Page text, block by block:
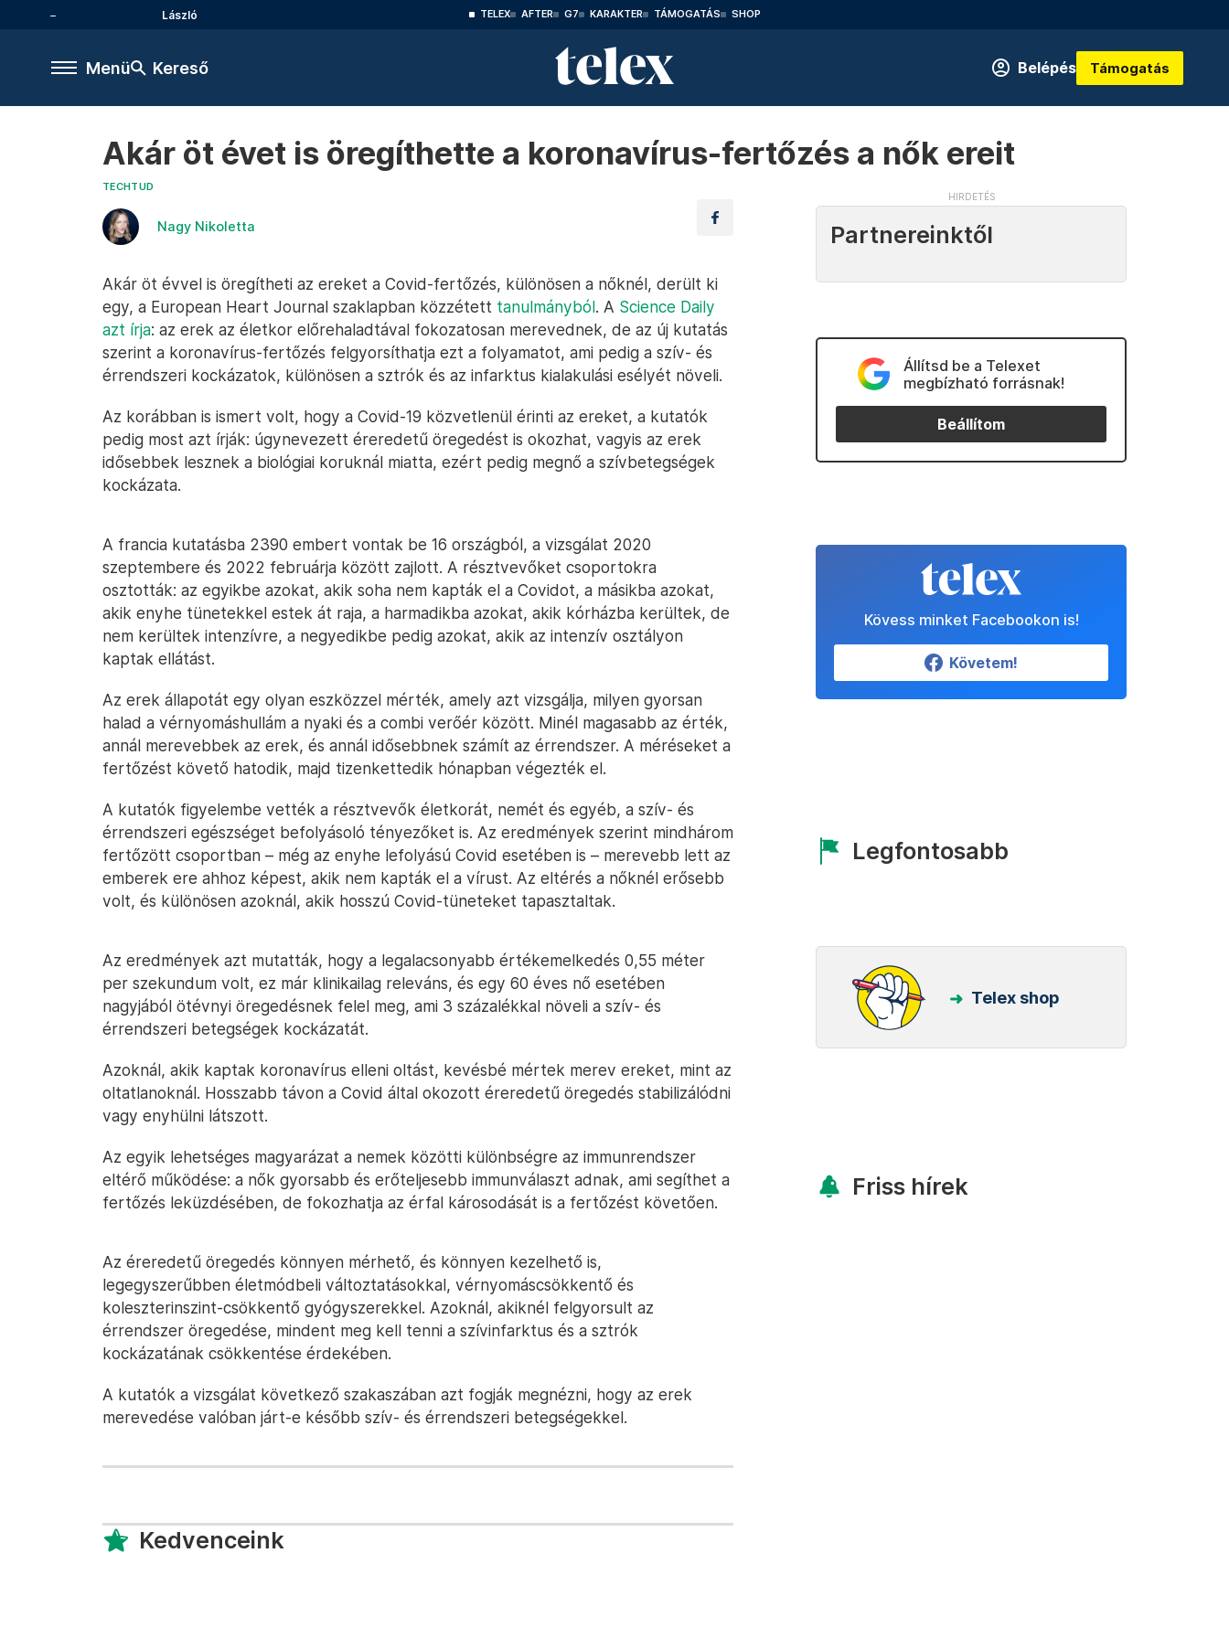
László TELEX AFTER G7 KARAKTER TÁMOGATÁS SHOP
Menü Kereső Belépés Támogatás
Akár öt évet is öregíthette a koronavírus-fertőzés a nők ereit
TECHTUD
Nagy Nikoletta
Akár öt évvel is öregítheti az ereket a Covid-fertőzés, különösen a nőknél, derült ki
egy, a European Heart Journal szaklapban közzétett tanulmányból. A Science Daily
azt írja: az erek az életkor előrehaladtával fokozatosan merevednek, de az új kutatás
szerint a koronavírus-fertőzés felgyorsíthatja ezt a folyamatot, ami pedig a szív- és
érrendszeri kockázatok, különösen a sztrók és az infarktus kialakulási esélyét növeli.
Az korábban is ismert volt, hogy a Covid-19 közvetlenül érinti az ereket, a kutatók
pedig most azt írják: úgynevezett éreredetű öregedést is okozhat, vagyis az erek
idősebbek lesznek a biológiai koruknál miatta, ezért pedig megnő a szívbetegségek
kockázata.
A francia kutatásba 2390 embert vontak be 16 országból, a vizsgálat 2020
szeptembere és 2022 februárja között zajlott. A résztvevőket csoportokra
osztották: az egyikbe azokat, akik soha nem kapták el a Covidot, a másikba azokat,
akik enyhe tünetekkel estek át raja, a harmadikba azokat, akik kórházba kerültek, de
nem kerültek intenzívre, a negyedikbe pedig azokat, akik az intenzív osztályon
kaptak ellátást.
Az erek állapotát egy olyan eszközzel mérték, amely azt vizsgálja, milyen gyorsan
halad a vérnyomáshullám a nyaki és a combi verőér között. Minél magasabb az érték,
annál merevebbek az erek, és annál idősebbnek számít az érrendszer. A méréseket a
fertőzést követő hatodik, majd tizenkettedik hónapban végezték el.
A kutatók figyelembe vették a résztvevők életkorát, nemét és egyéb, a szív- és
érrendszeri egészséget befolyásoló tényezőket is. Az eredmények szerint mindhárom
fertőzött csoportban – még az enyhe lefolyású Covid esetében is – merevebb lett az
emberek ere ahhoz képest, akik nem kapták el a vírust. Az eltérés a nőknél erősebb
volt, és különösen azoknál, akik hosszú Covid-tüneteket tapasztaltak.
Az eredmények azt mutatták, hogy a legalacsonyabb értékemelkedés 0,55 méter
per szekundum volt, ez már klinikailag releváns, és egy 60 éves nő esetében
nagyjából ötévnyi öregedésnek felel meg, ami 3 százalékkal növeli a szív- és
érrendszeri betegségek kockázatát.
Azoknál, akik kaptak koronavírus elleni oltást, kevésbé mértek merev ereket, mint az
oltatlanoknál. Hosszabb távon a Covid által okozott éreredetű öregedés stabilizálódni
vagy enyhülni látszott.
Az egyik lehetséges magyarázat a nemek közötti különbségre az immunrendszer
eltérő működése: a nők gyorsabb és erőteljesebb immunválaszt adnak, ami segíthet a
fertőzés leküzdésében, de fokozhatja az érfal károsodását is a fertőzést követően.
Az éreredetű öregedés könnyen mérhető, és könnyen kezelhető is,
legegyszerűbben életmódbeli változtatásokkal, vérnyomáscsökkentő és
koleszterinszint-csökkentő gyógyszerekkel. Azoknál, akiknél felgyorsult az
érrendszer öregedése, mindent meg kell tenni a szívinfarktus és a sztrók
kockázatának csökkentése érdekében.
A kutatók a vizsgálat következő szakaszában azt fogják megnézni, hogy az erek
merevedése valóban járt-e később szív- és érrendszeri betegségekkel.
Kedvenceink
Partnereinktől
Állítsd be a Telexet
megbízható forrásnak!
Beállítom
Kövess minket Facebookon is!
Követem!
Legfontosabb
Telex shop
Friss hírek